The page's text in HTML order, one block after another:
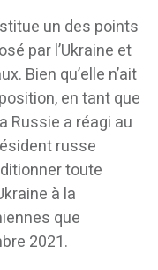
un des points
par l’Ukraine et
Bien qu’elle n’ait
en tant que
Russie a réagi au
russe
toute
à la
que
2021.